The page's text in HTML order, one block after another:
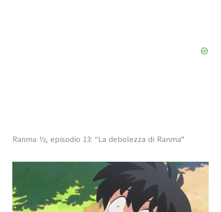
Ranma ½, episodio 13: “La debolezza di Ranma”